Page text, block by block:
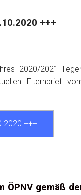
+++
2020/2021
Elternbrief
+++
ÖPNV gemäß